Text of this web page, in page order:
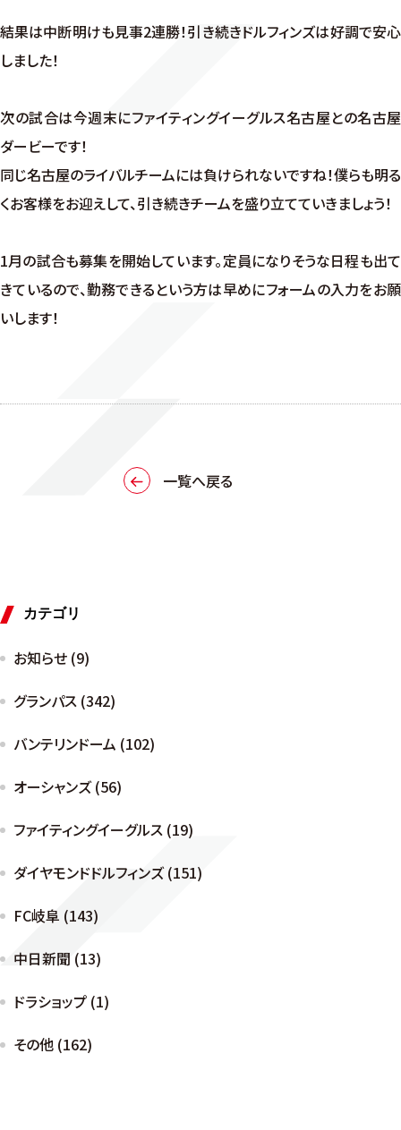
結果は中断明けも見事2連勝！引き続きドルフィンズは好調で安心
しました！
次の試合は今週末にファイティングイーグルス名古屋との名古屋
ダービーです！
同じ名古屋のライバルチームには負けられないですね！僕らも明る
くお客様をお迎えして、引き続きチームを盛り立てていきましょう！
1月の試合も募集を開始しています。定員になりそうな日程も出て
きているので、勤務できるという方は早めにフォームの入力をお願
いします！
一覧へ戻る
カテゴリ
お知らせ (9)
グランパス (342)
バンテリンドーム (102)
オーシャンズ (56)
ファイティングイーグルス (19)
ダイヤモンドドルフィンズ (151)
FC岐阜 (143)
中日新聞 (13)
ドラショップ (1)
その他 (162)